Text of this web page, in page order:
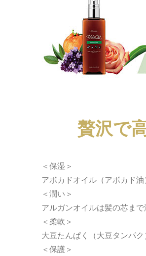
贅沢で
＜保湿＞
アボカドオイル（アボカド
＜潤い＞
アルガンオイルは髪の芯まで
＜柔軟＞
大豆たんぱく（大豆タンパ
＜保護＞